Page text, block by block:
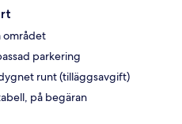
området
parkering
runt (tilläggsavgift)
på begäran